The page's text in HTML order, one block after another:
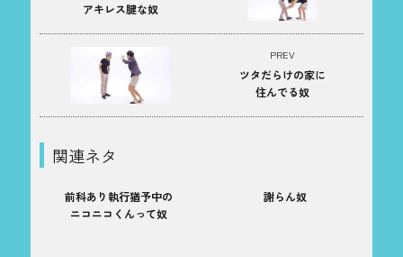
PREV
ツタだらけの家に
住んでる奴
アキレス腱な奴
関連ネタ
前科あり執行猶予中の
ニコニコくんって奴
謝らん奴